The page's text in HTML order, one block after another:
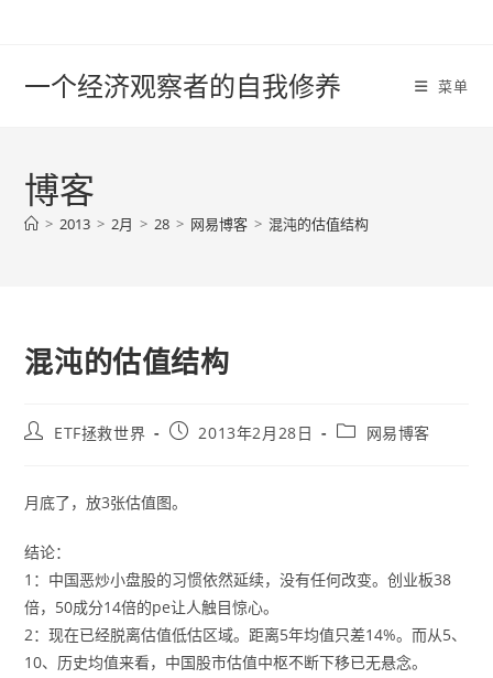
一个经济观察者的自我修养 菜单
博客
> 2013 > 2月 > 28 > 网易博客 > 混沌的估值结构
混沌的估值结构
PostETF拯救世界
Post2013年2月28日
Post网易博客
月底了，放3张估值图。
结论：
1：中国恶炒小盘股的习惯依然延续，没有任何改变。创业板38
倍，50成分14倍的pe让人触目惊心。
2：现在已经脱离估值低估区域。距离5年均值只差14%。而从5、
10、历史均值来看，中国股市估值中枢不断下移已无悬念。